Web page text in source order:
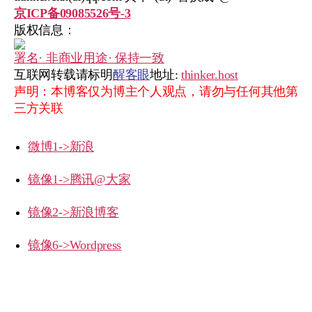
京ICP备09085526号-3
版权信息：
署名· 非商业用途· 保持一致
互联网转载请标明醒客眼地址: thinker.host
声明：本博客仅为博主个人观点，请勿与任何其他第
三方关联
微博1->新浪
镜像1->腾讯@大家
镜像2->新浪博客
镜像6->Wordpress